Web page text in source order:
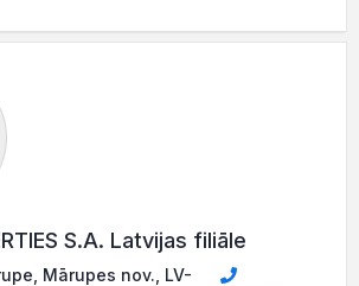
S.A. Latvijas filiāle
Mārupes nov., LV-